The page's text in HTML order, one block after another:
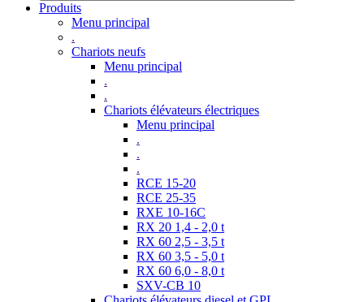
Produits
Menu principal
.
Chariots neufs
Menu principal
.
.
Chariots élévateurs électriques
Menu principal
.
.
.
RCE 15-20
RCE 25-35
RXE 10-16C
RX 20 1,4 - 2,0 t
RX 60 2,5 - 3,5 t
RX 60 3,5 - 5,0 t
RX 60 6,0 - 8,0 t
SXV-CB 10